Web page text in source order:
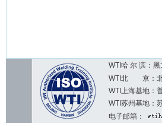
WTI哈 尔 滨：
WTI北 京：北
WTI上海基地：
WTI苏州基地：
电子邮箱：